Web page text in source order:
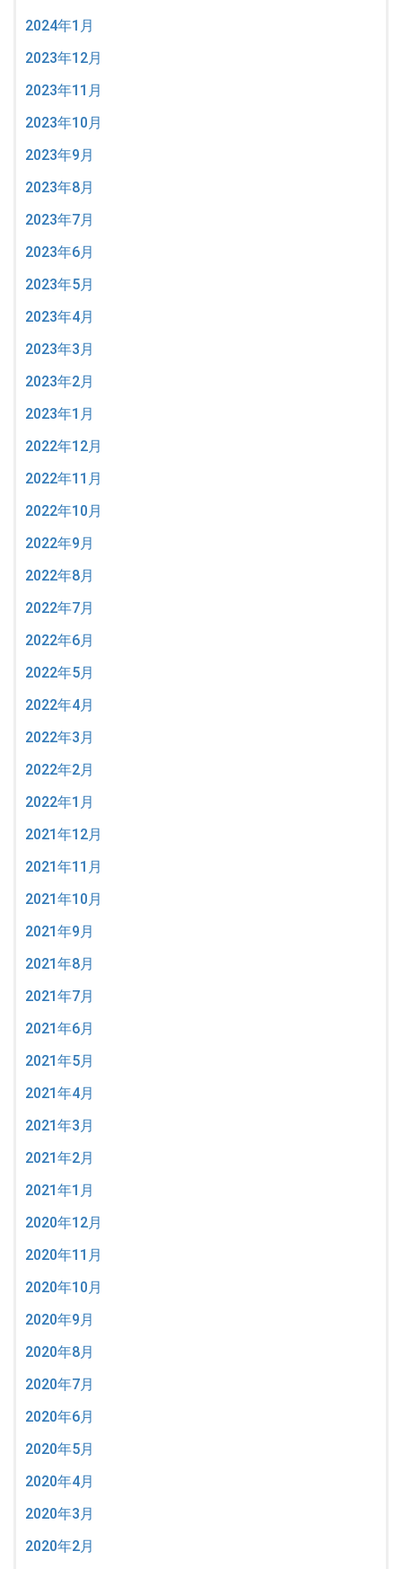
2024年1月
2023年12月
2023年11月
2023年10月
2023年9月
2023年8月
2023年7月
2023年6月
2023年5月
2023年4月
2023年3月
2023年2月
2023年1月
2022年12月
2022年11月
2022年10月
2022年9月
2022年8月
2022年7月
2022年6月
2022年5月
2022年4月
2022年3月
2022年2月
2022年1月
2021年12月
2021年11月
2021年10月
2021年9月
2021年8月
2021年7月
2021年6月
2021年5月
2021年4月
2021年3月
2021年2月
2021年1月
2020年12月
2020年11月
2020年10月
2020年9月
2020年8月
2020年7月
2020年6月
2020年5月
2020年4月
2020年3月
2020年2月